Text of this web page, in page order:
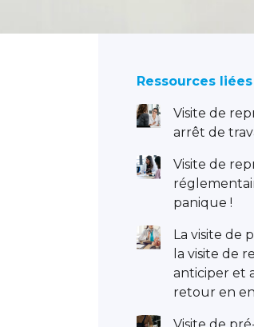
Ressources liées
Visite de
arrêt de
Visite de
panique !
La visite de
la visite de
anticiper et
retour en
Visite de